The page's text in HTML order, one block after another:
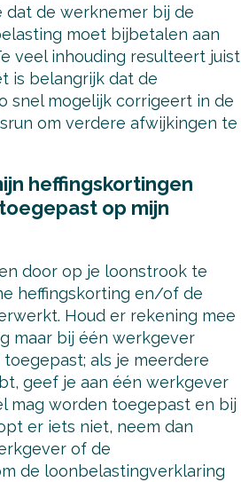
dat de werknemer bij de
moet bijbetalen aan
veel inhouding resulteert juist
is belangrijk dat de
snel mogelijk corrigeert in de
om verdere afwijkingen te
heffingskortingen
op mijn
door op je loonstrook te
heffingskorting en/of de
Houd er rekening mee
maar bij één werkgever
als je meerdere
geef je aan één werkgever
mag worden toegepast en bij
er iets niet, neem dan
of de
de loonbelastingverklaring